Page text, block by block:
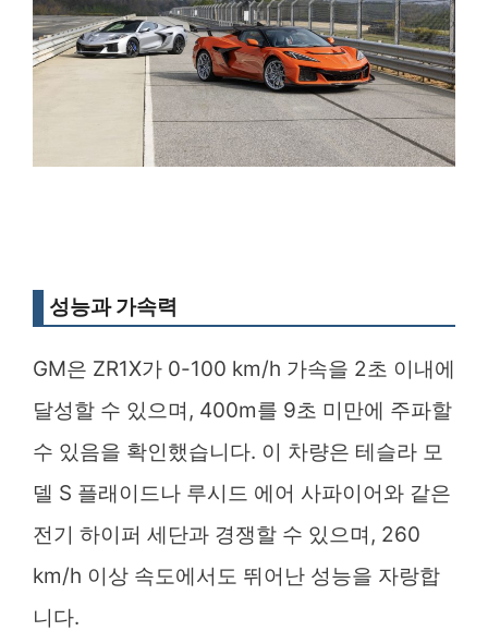
성능과 가속력
GM은 ZR1X가 0-100 km/h 가속을 2초 이내에
달성할 수 있으며, 400m를 9초 미만에 주파할
수 있음을 확인했습니다. 이 차량은 테슬라 모
델 S 플래이드나 루시드 에어 사파이어와 같은
전기 하이퍼 세단과 경쟁할 수 있으며, 260
km/h 이상 속도에서도 뛰어난 성능을 자랑합
니다.